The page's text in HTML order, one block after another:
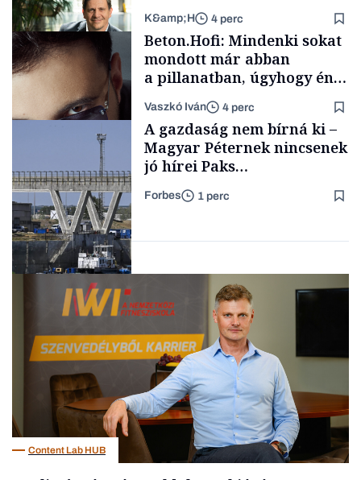
Családi
vállalkozások
TÁMOGATÓI
K&amp;H 4 perc
Forbes-sztori
Beton.Hofi: Mindenki sokat
mondott már abban
a pillanatban, úgyhogy én
a legsarkosabb
gondolataimat akartam
kimondani
Vaszkó Iván 4 perc
A gazdaság nem bírná ki –
Magyar Péternek nincsenek
jó hírei Paks
újraindításáról
Forbes 1 perc
Content Lab HUB